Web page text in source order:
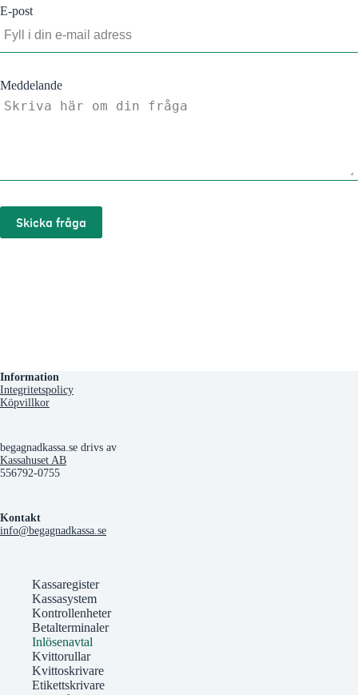
E-post
Meddelande
Skicka fråga
Information
Integritetspolicy
Köpvillkor
begagnadkassa.se drivs av
Kassahuset AB
556792-0755
Kontakt
info@begagnadkassa.se
Kassaregister
Kassasystem
Kontrollenheter
Betalterminaler
Inlösenavtal
Kvittorullar
Kvittoskrivare
Etikettskrivare